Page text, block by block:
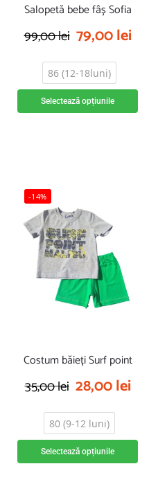
Salopetă bebe fâș Sofia
99,00lei 79,00lei
86 (12-18luni)
Selectează opțiunile
-14%
Costum băieți Surf point
35,00lei 28,00lei
80 (9-12 luni)
Selectează opțiunile